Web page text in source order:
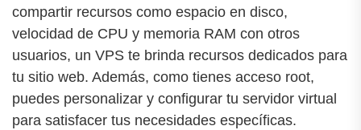
compartir recursos como espacio en disco,
velocidad de CPU y memoria RAM con otros
usuarios, un VPS te brinda recursos dedicados para
tu sitio web. Además, como tienes acceso root,
puedes personalizar y configurar tu servidor virtual
para satisfacer tus necesidades específicas.